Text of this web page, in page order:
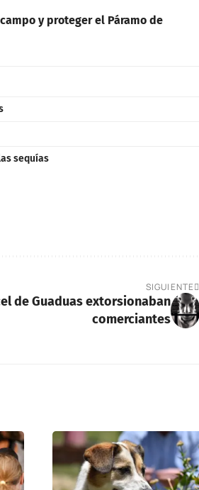
y proteger el Páramo de
sequías
SIGUIENTE
de Guaduas extorsionaban
comerciantes